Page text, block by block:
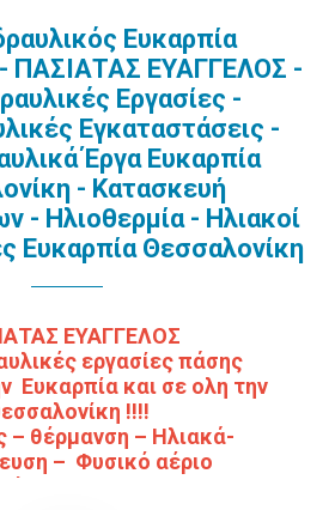
Ευκαρπία
ΠΑΣΙΑΤΑΣ ΕΥΑΓΓΕΛΟΣ -
Εργασίες -
Εγκαταστάσεις -
Έργα Ευκαρπία
- Κατασκευή
- Ηλιοθερμία - Ηλιακοί
Ευκαρπία Θεσσαλονίκη
ΕΥΑΓΓΕΛΟΣ
εργασίες πάσης
Ευκαρπία και σε ολη την
!!!!
– θέρμανση – Ηλιακά-
– Φυσικό αέριο
για οποιαδήποτε